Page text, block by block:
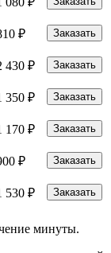
₽ Заказать
430 ₽ Заказать
350 ₽ Заказать
170 ₽ Заказать
₽ Заказать
530 ₽ Заказать
минуты.